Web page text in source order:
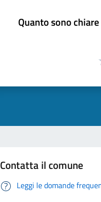
Quanto sono
Contatta il comune
Leggi le domande